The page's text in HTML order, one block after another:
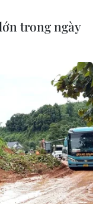
6 Trường
Hà Nội cho biết
này năm nay
trúng tuyển bắt
trong ngày